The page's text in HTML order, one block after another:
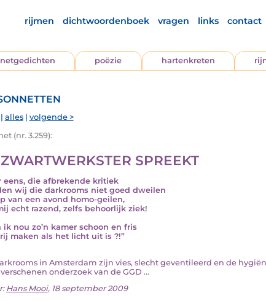
rijmen dichtwoordenboek vragen links contact
netgedichten poëzie hartenkreten
alles| volgende >
(nr. 3.259):
SPREEKT
eens, die afbrekende kritiek
wij die darkrooms niet goed dweilen
van een avond homo-geilen,
echt razend, zelfs behoorlijk ziek!
ik nou zo’n kamer schoon en fris
maken als het licht uit is ?!”
in Amsterdam zijn vies, slecht geventileerd en de
onderzoek van de GGD ...
Hans Mooi, 18 september 2009